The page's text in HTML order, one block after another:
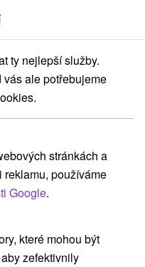
pobyty Trnavský kraj
kraj
(28)
pobyty(30)
ty nejlepší služby.
ale potřebujeme
stránkách a
reklamu, používáme
Google.
které mohou být
zefektivnily